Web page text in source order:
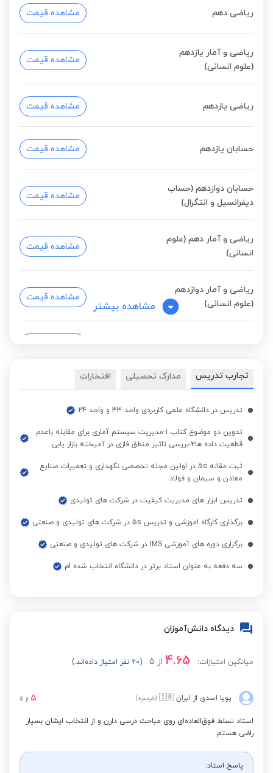
ریاضی دهم مشاهده قیمت
ریاضی و آمار یازدهم
(علوم انسانی)
مشاهده قیمت
ریاضی یازدهم مشاهده قیمت
حسابان یازدهم مشاهده قیمت
حسابان دوازدهم (حساب
دیفرانسیل و انتگرال)
مشاهده قیمت
ریاضی و آمار دهم (علوم
انسانی)
مشاهده قیمت
ریاضی و آمار دوازدهم
(علوم انسانی)
مشاهده قیمت
ریاضی دوازدهم مشاهده قیمت
هندسه دهم مشاهده قیمت
هندسه دوازدهم (تحلیلی
و جبر خطی)
مشاهده قیمت
ریاضیات گسسته مشاهده قیمت
آمار و احتمال یازدهم مشاهده قیمت
مشاهده بیشتر
تجارب تدریس مدارک تحصیلی افتخارات
تدریس در دانشگاه علمی کاربردی واحد 33 و واحد 24
تدوین دو موضوع کتاب 1-مدیریت سیستم آماری برای مقابله باعدم
قطعیت داده ها2-بررسی تاثیر منطق فازی در آمیخته بازار یابی
ثبت مقاله 5s در اولین مجله تخصصی نگهداری و تعمیرات صنایع
معادن و سیمان و فولاد
تدریس ابزار های مدیریت کیفیت در شرکت های تولیدی
برگذاری کارگاه اموزشی و تدریس 5s در شرکت های تولیدی و‌ صنعتی
برگزاری دوره های آموزشی IMS در شرکت های تولیدی و‌ صنعتی
سه دفعه به عنوان استاد برتر در دانشگاه انتخاب شده ام
دیدگاه دانش‌آموزان
میانگین امتیازات: 4.65 از 5 (20 نفر امتیاز داده‌اند.)
پویا اسدی از ایران 🇮🇷 (خرمدره) 5 از 5
استاد تسلط فوق‌العاده‌ای روی مباحث درسی دارن و از انتخاب ایشان بسیار
راضی هستم.
پاسخ استاد: